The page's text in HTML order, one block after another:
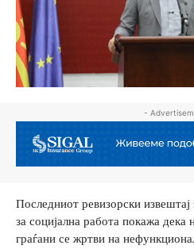
-
Последниот ревизорски
за социјална работа покажа дека
граѓани се жртви на